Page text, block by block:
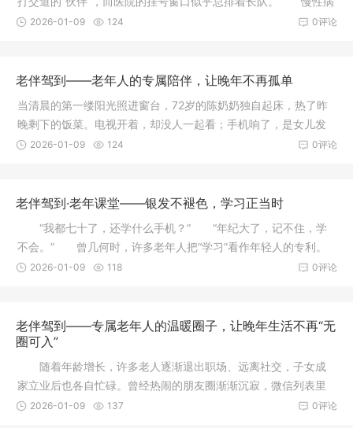
管理
0评论
2026-01-09 124
老伴驾到——老年人的专属陪伴，让晚年不再孤单
当清晨的第一缕阳光照进窗台，72岁的陈奶奶独自起床，热了昨
晚剩下的饭菜。电视开着，却没人一起看；手机响了，是女儿发
来的语音
0评论
2026-01-09 124
老伴驾到·老年课堂——银发不褪色，学习正当时
“我都七十了，还学什么手机？” “年纪大了，记不住，学
不会。” 曾几何时，许多老年人把“学习”看作年轻人的专利。
0评论
2026-01-09 118
老伴驾到——专属老年人的温暖圈子，让晚年生活不再“无
圈可入”
随着年龄增长，许多老人逐渐退出职场、远离社交，子女成
家立业后也各自忙碌。曾经热闹的朋友圈渐渐沉寂，微信列表里
多是家庭
0评论
2026-01-09 137